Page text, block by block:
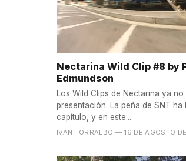
Nectarina Wild Clip #8 by
Edmundson
Los Wild Clips de Nectarina ya no
presentación. La peña de SNT
capítulo, y en este...
IVÁN TORRALBO — 16 DE AGOSTO